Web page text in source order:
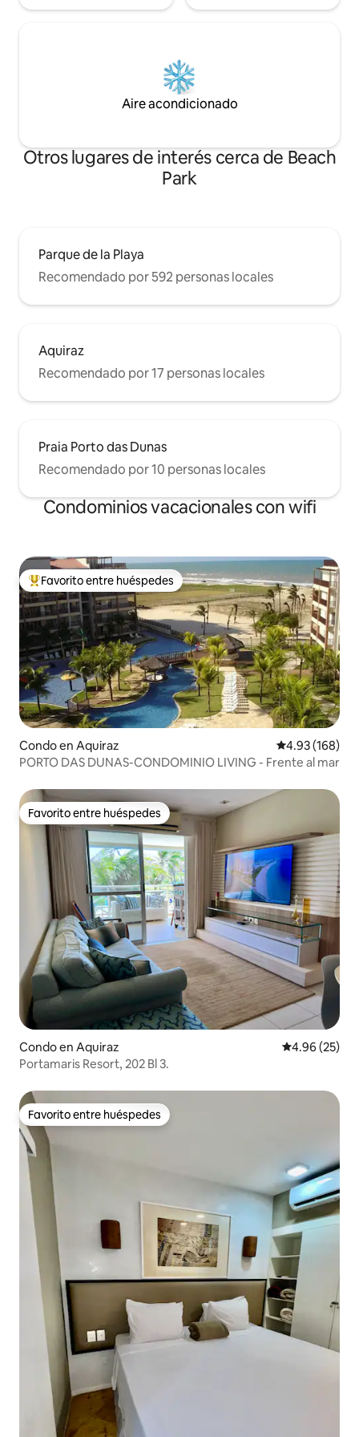
Aire acondicionado
Otros lugares de interés cerca de Beach
Park
Parque de la Playa
Recomendado por 592 personas locales
Aquiraz
Recomendado por 17 personas locales
Praia Porto das Dunas
Recomendado por 10 personas locales
Condominios vacacionales con wifi
Favorito entre huéspedes preferido
Favorito entre huéspedes
Condo en Aquiraz Calificación
4.93 (168)
PORTO DAS DUNAS-CONDOMINIO LIVING - Frente al mar
Favorito entre huéspedes
Favorito entre huéspedes
Condo en Aquiraz Calificación
4.96 (25)
Portamaris Resort, 202 Bl 3.
Favorito entre huéspedes
Favorito entre huéspedes